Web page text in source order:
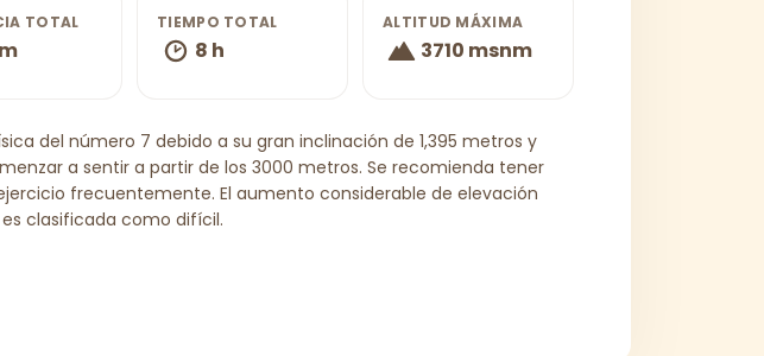
TOTAL TIEMPO TOTAL
8 h
ALTITUD MÁXIMA
3710 msnm
del número 7 debido a su gran inclinación de 1,395 metros y
a sentir a partir de los 3000 metros. Se recomienda tener
frecuentemente. El aumento considerable de elevación
clasificada como difícil.